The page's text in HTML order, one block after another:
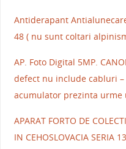
Antiderapant
48 ( nu sunt coltari
AP. Foto Digital 5MP.
defect nu include cabluri
acumulator prezinta urme
APARAT FORTO DE
IN CEHOSLOVACIA SERIA